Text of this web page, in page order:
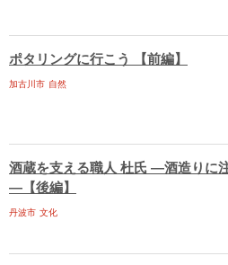
ポタリングに行こう 【前編】
加古川市 自然
酒蔵を支える職人 杜氏 ―酒造りに
―【後編】
丹波市 文化